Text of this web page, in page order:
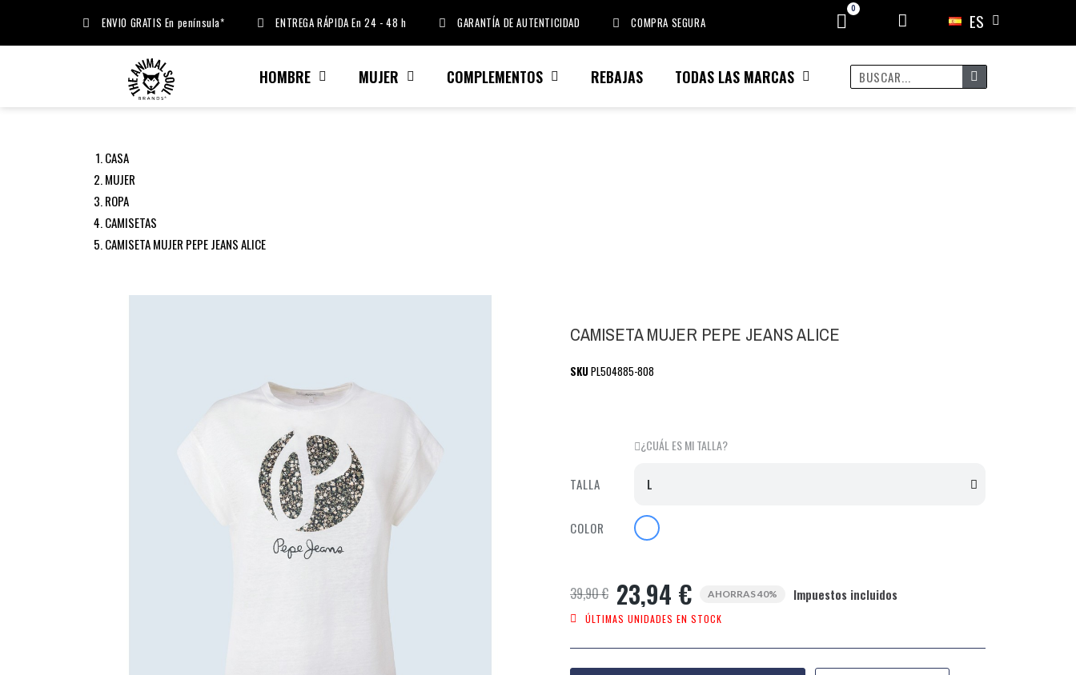
ENVIO GRATIS En península* ENTREGA RÁPIDA En 24 - 48 h GARANTÍA DE AUTENTICIDAD COMPRA SEGURA ES
HOMBRE MUJER COMPLEMENTOS REBAJAS TODAS LAS MARCAS
CASA
MUJER
ROPA
CAMISETAS
CAMISETA MUJER PEPE JEANS ALICE
CAMISETA MUJER PEPE JEANS ALICE
SKUPL504885-808
¿CUÁL ES MI TALLA?
TALLA
COLOR
39,90 € 23,94 € AHORRAS 40% Impuestos incluidos
ÚLTIMAS UNIDADES EN STOCK